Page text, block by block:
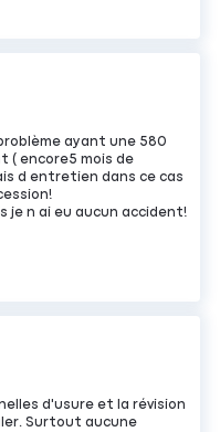
ayant une 580
( encore5 mois de
d entretien dans ce cas
je n ai eu aucun accident!
d'usure et la révision
Surtout aucune